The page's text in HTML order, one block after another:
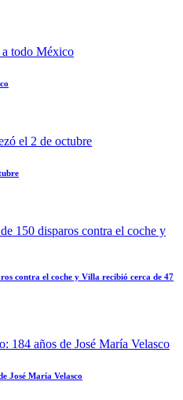
contra el coche y Villa recibió cerca de 47
José María Velasco